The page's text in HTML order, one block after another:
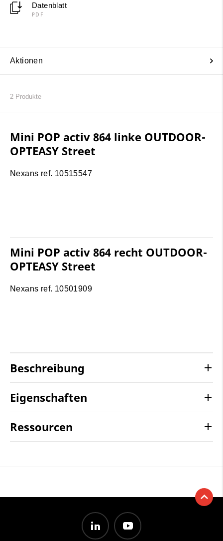
Datenblatt
PDF
Aktionen
2 Produkte
Mini POP activ 864 linke OUTDOOR-
OPTEASY Street
Nexans ref. 10515547
Mini POP activ 864 recht OUTDOOR-
OPTEASY Street
Nexans ref. 10501909
Beschreibung
Eigenschaften
Ressourcen